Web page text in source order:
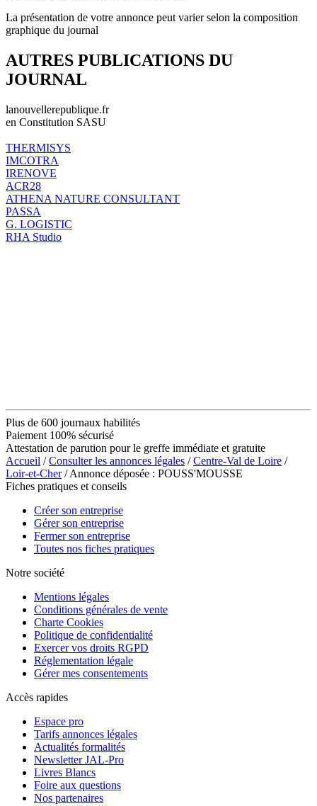
La présentation de votre annonce peut varier selon la composition
graphique du journal
AUTRES PUBLICATIONS DU
JOURNAL
lanouvellerepublique.fr
en Constitution SASU
THERMISYS
IMCOTRA
IRENOVE
ACR28
ATHENA NATURE CONSULTANT
PASSA
G. LOGISTIC
RHA Studio
Plus de 600 journaux habilités
Paiement 100% sécurisé
Attestation de parution pour le greffe immédiate et gratuite
Accueil /Consulter les annonces légales /Centre-Val de Loire /
Loir-et-Cher/ Annonce déposée : POUSS'MOUSSE
Fiches pratiques et conseils
Créer son entreprise
Gérer son entreprise
Fermer son entreprise
Toutes nos fiches pratiques
Notre société
Mentions légales
Conditions générales de vente
Charte Cookies
Politique de confidentialité
Exercer vos droits RGPD
Réglementation légale
Gérer mes consentements
Accès rapides
Espace pro
Tarifs annonces légales
Actualités formalités
Newsletter JAL-Pro
Livres Blancs
Foire aux questions
Nos partenaires